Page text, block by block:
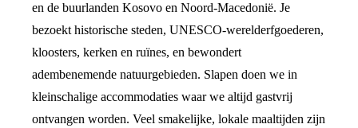
en de buurlanden Kosovo en Noord-Macedonië. Je
bezoekt historische steden, UNESCO-werelderfgoederen,
kloosters, kerken en ruïnes, en bewondert
adembenemende natuurgebieden. Slapen doen we in
kleinschalige accommodaties waar we altijd gastvrij
ontvangen worden. Veel smakelijke, lokale maaltijden zijn